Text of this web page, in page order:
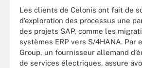
Les clients de Celonis ont fait de
d’exploration des processus une
des projets SAP, comme les
systèmes ERP vers S/4HANA. Par
Group, un fournisseur allemand
de services électriques, assure